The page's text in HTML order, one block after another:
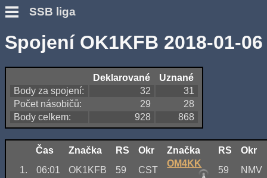
SSB liga
Spojení OK1KFB 2018-01-06
Deklarované
Uznané
Body za spojení:
32
31
Počet násobičů:
29
28
Body celkem:
928 868
Čas Značka RS Okr Značka RS
Okr
1.
06:01 OK1KFB 59 CST
OM4KK
59 NMV